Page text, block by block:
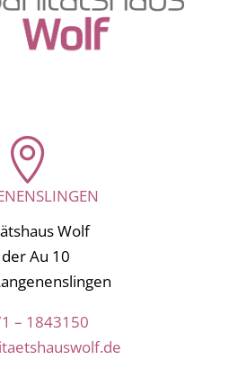

Wolf
Au 10
– 1843150